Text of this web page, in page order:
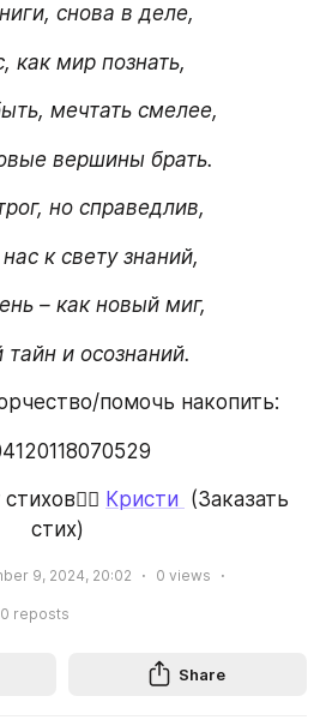
снова в деле,
как мир познать,
мечтать смелее,
вершины брать.
но справедлив,
к свету знаний,
– как новый миг,
и осознаний.
помочь накопить:
Кристи (Заказать
стих)
9, 2024, 20:02 0 views
0 reposts
Share